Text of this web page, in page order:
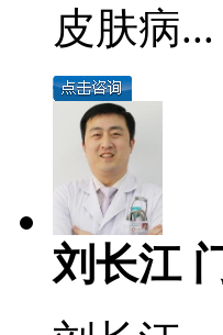
皮肤病...
刘长江